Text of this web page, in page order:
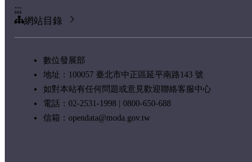
:::
網站目錄
數位發展部
地址：100057 臺北市中正區延平南路143 號
如對本站有任何問題或意見歡迎聯絡客服中心
電話：02-2531-1998 | 0800-650-688
信箱： opendata@moda.gov.tw